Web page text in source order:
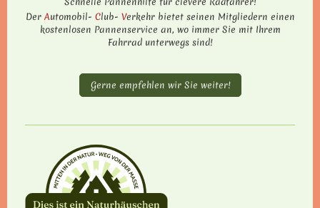
Der Automobil- Club- Verkehr bietet seinen Mitgliedern einen
kostenlosen Pannenservice an, wo immer Sie mit Ihrem
Fahrrad unterwegs sind!
Gerne empfehlen wir Sie weiter!